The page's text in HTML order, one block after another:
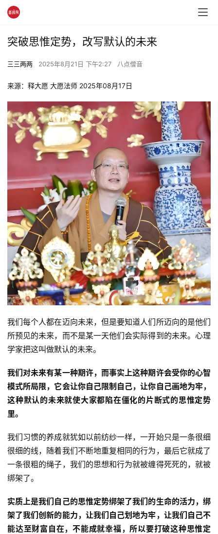
突破思惟定势，改写默认的未来
三三两两 2025年8月21日 下午2:27 八点僧音
来源：释大愿 大愿法师 2025年08月17日
我们每个人都在迈向未来，但是要知道人们所迈向的是他们
所预见的未来，而不是某一天他们会实际得到的未来。心理
学家把这叫做默认的未来。
我们对未来有某一种期许，而事实上这种期许会受你的心智
模式所局限，它会让你自己限制自己，让你自己画地为牢，
这种默认的未来就使大家都陷在僵化的片断式的思惟定势
里。
我们习惯的养成就犹如以前纺纱一样，一开始只是一条很细
很细的线，随着我们不断地重复相同的行为，最后它就成了
一条很粗的绳子，我们的思想和行为就被缠得死死的，就被
绑架了。
实质上是我们自己的思惟定势绑架了我们的生命的活力，绑
架了我们创新的能力，让我们自己划地为牢，让我们自己不
能达至财富自在，不能成就幸福，所以要打破这种思惟定